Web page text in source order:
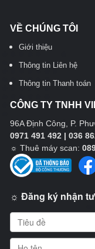
VỀ CHÚNG TÔI
Giới thiệu
Thông tin Liên hệ
Thông tin Thanh toán
CÔNG TY TNHH
96A Định Công, P.
0971 491 492 | 036
☼ Thuê máy scan:
☼ Đăng ký nhận